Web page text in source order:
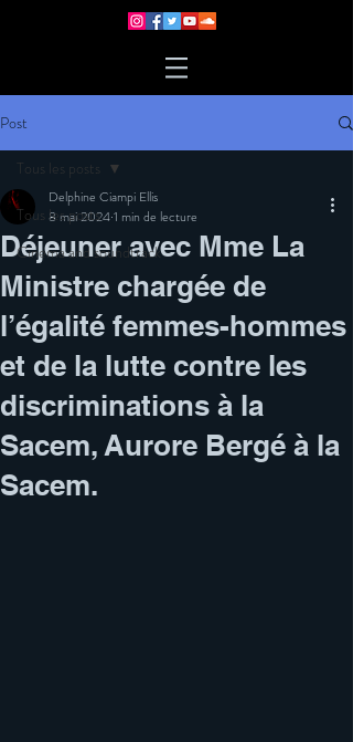
Post
Tous les posts
Cinema and soundtrack
Tous les posts
Déjeuner avec Mme La
Ministre chargée de
l’égalité femmes-hommes
et de la lutte contre les
discriminations à la
Sacem, Aurore Bergé à la
Sacem.
Delphine Ciampi Ellis
8 mai 20241 min de lecture